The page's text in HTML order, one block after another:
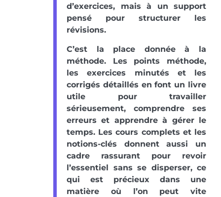
d’exercices, mais à un support
pensé pour structurer les
révisions.
C’est la place donnée à la
méthode. Les points méthode,
les exercices minutés et les
corrigés détaillés en font un livre
utile pour travailler
sérieusement, comprendre ses
erreurs et apprendre à gérer le
temps. Les cours complets et les
notions-clés donnent aussi un
cadre rassurant pour revoir
l’essentiel sans se disperser, ce
qui est précieux dans une
matière où l’on peut vite